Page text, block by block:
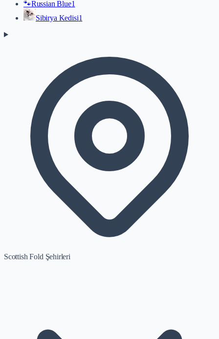
🐾Russian Blue1
Sibirya Kedisi1
Scottish Fold Şehirleri